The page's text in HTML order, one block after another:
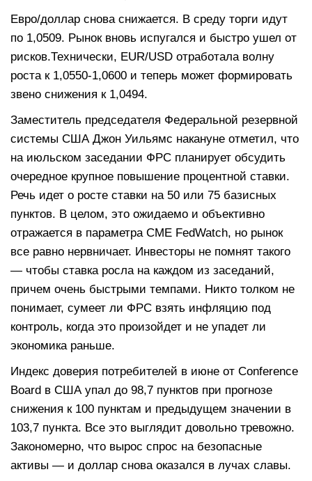
Евро/доллар снова снижается. В среду торги идут
по 1,0509. Рынок вновь испугался и быстро ушел от
рисков.Технически, EUR/USD отработала волну
роста к 1,0550-1,0600 и теперь может формировать
звено снижения к 1,0494.
Заместитель председателя Федеральной резервной
системы США Джон Уильямс накануне отметил, что
на июльском заседании ФРС планирует обсудить
очередное крупное повышение процентной ставки.
Речь идет о росте ставки на 50 или 75 базисных
пунктов. В целом, это ожидаемо и объективно
отражается в параметра CME FedWatch, но рынок
все равно нервничает. Инвесторы не помнят такого
— чтобы ставка росла на каждом из заседаний,
причем очень быстрыми темпами. Никто толком не
понимает, сумеет ли ФРС взять инфляцию под
контроль, когда это произойдет и не упадет ли
экономика раньше.
Индекс доверия потребителей в июне от Conference
Board в США упал до 98,7 пунктов при прогнозе
снижения к 100 пунктам и предыдущем значении в
103,7 пункта. Все это выглядит довольно тревожно.
Закономерно, что вырос спрос на безопасные
активы — и доллар снова оказался в лучах славы.